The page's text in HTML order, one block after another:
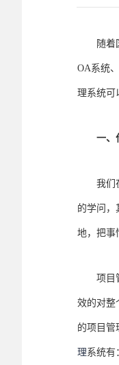
随着国
OA系统
理系统可
一、
我们在
的学问，
地，把事
项目管
效的对整
的项目管
理系统有